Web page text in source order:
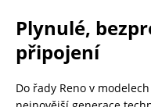
Plynulé,
připojení
Do řady Reno v